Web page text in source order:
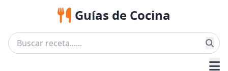
Guías de Cocina